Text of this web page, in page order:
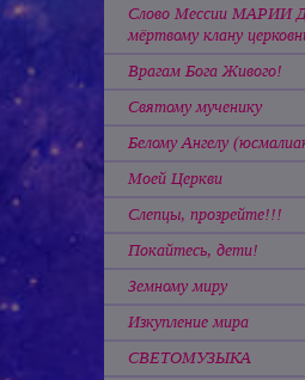
Слово Мессии
мёртвому клану
Врагам Бога Живого!
Святому мученику
Белому Ангелу
Моей Церкви
Слепцы, прозрейте!!!
Покайтесь, дети!
Земному миру
Изкупление мира
СВЕТОМУЗЫКА